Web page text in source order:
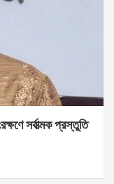
সর্বাত্মক প্রস্তুতি